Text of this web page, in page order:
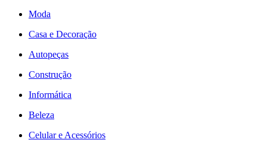
Moda
Casa e Decoração
Autopeças
Construção
Informática
Beleza
Celular e Acessórios